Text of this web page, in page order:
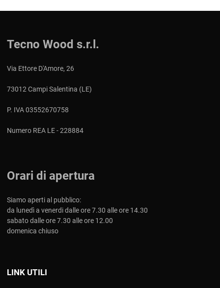
Tecno Wood s.r.l.
Via Ettore D'Amore, 26
73012 Campi Salentina (LE)
P. IVA 03552670758
Numero REA LE - 228884
Orari di apertura
Siamo aperti al pubblico:
da lunedì a venerdi dalle ore 7.30 alle ore 14.30
sabato dalle ore 7.30 alle ore 12.00
domenica chiuso
LINK UTILI